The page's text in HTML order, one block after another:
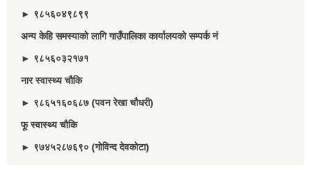
► ९८५६०४९८९९
अन्य केहि समस्याको लागि गाउँपालिका कार्यालयको सम्पर्क नं
► ९८५६०३२१७१
नार स्वास्थ्य चौकि
► ९८६५१६०६८७ (पवन रेखा चौधरी)
फू स्वास्थ्य चौकि
► ९७४५२८७६९० (गोविन्द देवकोटा)